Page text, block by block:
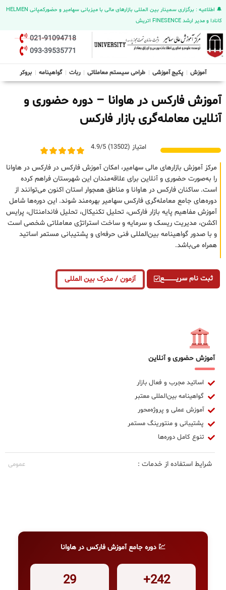
🔔 اطلاعیه : برگزاری سمینار بین المللی بازارهای مالی با میزبانی سهامیر و حضورکمپانی HELMEN
کانادا و مدیر ارشد FINESENCE اتریش
021-91094718
093-39535771
آموزش پکیج آموزشی طراحی سیستم معاملاتی ربات گواهینامه بروکر
آموزش فارکس در هاوانا – دوره حضوری و
آنلاین معامله‌گری بازار فارکس
امتیاز (13502) 4.9/5
مرکز آموزش بازارهای مالی سهامیر، امکان آموزش فارکس در فارکس در هاوانا
را به‌صورت حضوری و آنلاین برای علاقه‌مندان این شهرستان فراهم کرده
است. ساکنان فارکس در هاوانا و مناطق همجوار استان اکنون می‌توانند از
دوره‌های جامع معامله‌گری فارکس سهامیر بهره‌مند شوند. این دوره‌ها شامل
آموزش مفاهیم پایه بازار فارکس، تحلیل تکنیکال، تحلیل فاندامنتال، پرایس
اکشن، مدیریت ریسک و سرمایه و ساخت استراتژی معاملاتی شخصی است
و با صدور گواهینامه بین‌المللی فنی حرفه‌ای و پشتیبانی مستمر اساتید
همراه می‌باشد.
ثبت نام سریــــــــــــع آزمون / مدرک بین المللی
آموزش حضوری و آنلاین
اساتید مجرب و فعال بازار
گواهینامه بین‌المللی معتبر
آموزش عملی و پروژه‌محور
پشتیبانی و منتورینگ مستمر
تنوع کامل دوره‌ها
شرایط استفاده از خدمات : عمومی
💹 دوره جامع آموزش فارکس در هاوانا
242+
29